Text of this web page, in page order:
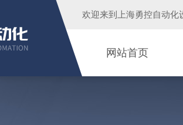
欢迎来到 上海勇控自动化
网站首页